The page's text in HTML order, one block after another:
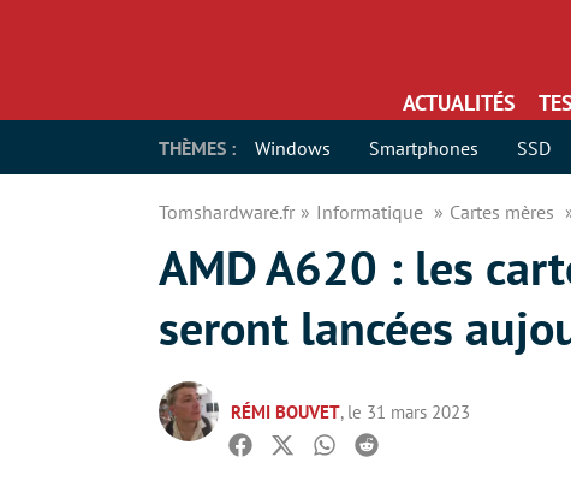
ACTUALITÉS
THÈMES : Windows Smartphones SSD
Tomshardware.fr Informatique Cartes mères
AMD A620 : les
seront lancées
RÉMI BOUVET, le 31 mars 2023
Facebook
TwitterWhatsapp
Reddit